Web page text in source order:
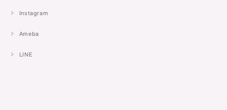
Instagram
Ameba
LINE